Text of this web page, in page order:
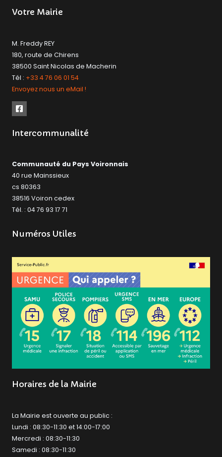
Votre Mairie
M. Freddy REY
180, route de Chirens
38500 Saint Nicolas de Macherin
Tél : +33 4 76 06 01 54
Envoyez nous un eMail !
Intercommunalité
Communauté du Pays Voironnais
40 rue Mainssieux
cs 80363
38516 Voiron cedex
Tél. : 04 76 93 17 71
Numéros Utiles
Horaires de la Mairie
La Mairie est ouverte au public :
Lundi : 08:30-11:30 et 14:00-17:00
Mercredi : 08:30-11:30
Samedi : 08:30-11:30